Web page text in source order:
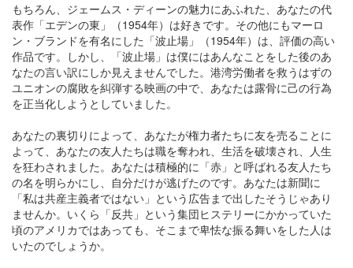
もちろん、ジェームス・ディーンの魅力にあふれた、あなたの代
表作「エデンの東」（1954年）は好きです。その他にもマーロ
ン・ブランドを有名にした「波止場」（1954年）は、評価の高い
作品です。しかし、「波止場」は僕にはあんなことをした後のあ
なたの言い訳にしか見えませんでした。港湾労働者を救うはずの
ユニオンの腐敗を糾弾する映画の中で、あなたは露骨に己の行為
を正当化しようとしていました。
あなたの裏切りによって、あなたが権力者たちに友を売ることに
よって、あなたの友人たちは職を奪われ、生活を破壊され、人生
を狂わされました。あなたは積極的に「赤」と呼ばれる友人たち
の名を明らかにし、自分だけが逃げたのです。あなたは新聞に
「私は共産主義者ではない」という広告まで出したそうじゃあり
ませんか。いくら「反共」という集団ヒステリーにかかっていた
頃のアメリカではあっても、そこまで卑怯な振る舞いをした人は
いたのでしょうか。